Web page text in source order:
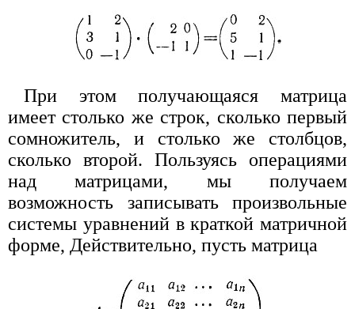
При этом получающаяся матрица
имеет столько же строк, сколько первый
сомножитель, и столько же столбцов,
сколько второй. Пользуясь операциями
над матрицами, мы получаем
возможность записывать произвольные
системы уравнений в краткой матричной
форме, Действительно, пусть матрица